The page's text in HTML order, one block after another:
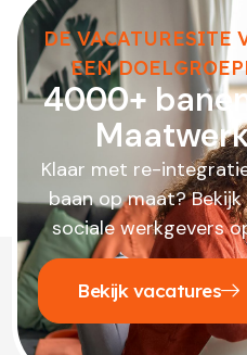
DE VACATURESITE
EEN
4000+
Klaar met re-
baan op maat?
sociale werkgevers
Bekijk vacatures